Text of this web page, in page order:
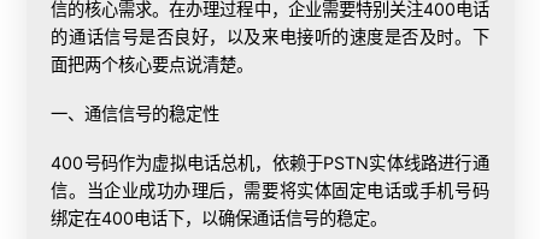
信的核心需求。在办理过程中，企业需要特别关注400电话
的通话信号是否良好，以及来电接听的速度是否及时。下
面把两个核心要点说清楚。
一、通信信号的稳定性
400号码作为虚拟电话总机，依赖于PSTN实体线路进行通
信。当企业成功办理后，需要将实体固定电话或手机号码
绑定在400电话下，以确保通话信号的稳定。